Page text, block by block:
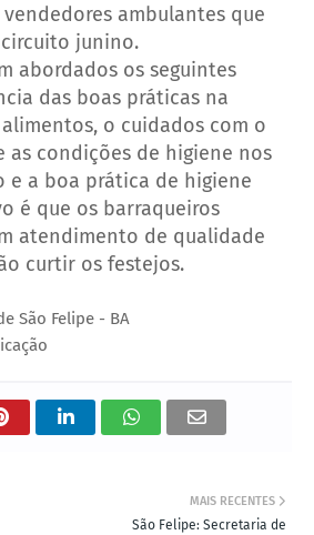
ambulantes que
junino.
abordados os seguintes
das boas práticas na
o cuidados com o
as condições de higiene nos
e a boa prática de higiene
é que os barraqueiros
atendimento de qualidade
curtir os festejos.
São Felipe - BA
MAIS RECENTES
São Felipe: Secretaria de